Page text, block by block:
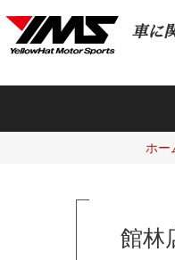
車に
ホー
館林